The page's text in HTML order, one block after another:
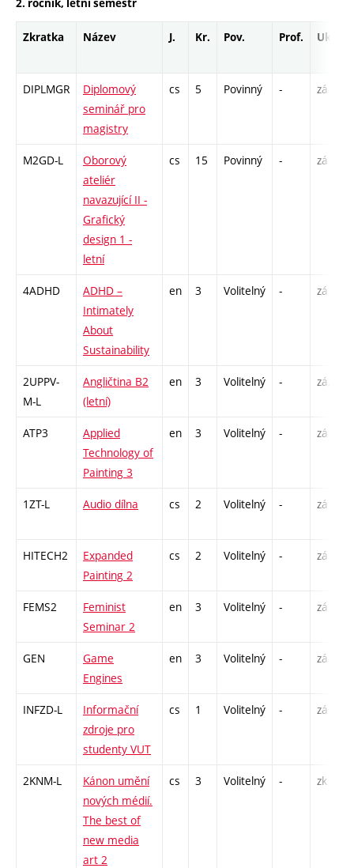
2. ročník, letní semestr
Zkratka Název J. Kr. Pov. Prof. Uk.
DIPLMGR
Diplomový
seminář pro
magistry
cs 5 Povinný - zá
M2GD-L
Oborový
ateliér
navazující II -
Grafický
design 1 -
letní
cs 15 Povinný - zá
4ADHD
ADHD –
Intimately
About
Sustainability
en 3 Volitelný - zá
2UPPV-
M-L
Angličtina B2
(letní)
en 3 Volitelný - zá,zk
ATP3
Applied
Technology of
Painting 3
en 3 Volitelný - zá
1ZT-L Audio dílna cs 2 Volitelný - zá
HITECH2
Expanded
Painting 2
cs 2 Volitelný - zá
FEMS2
Feminist
Seminar 2
en 3 Volitelný - zá
GEN
Game
Engines
en 3 Volitelný - zá
INFZD-L
Informační
zdroje pro
studenty VUT
cs 1 Volitelný - zá
2KNM-L
Kánon umění
nových médií.
The best of
new media
art 2
cs 3 Volitelný - zk